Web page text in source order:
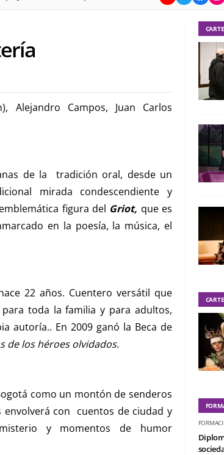
Alejandro Campos, Juan Carlos
de la tradición oral, desde un
mirada condescendiente y
figura del Griot, que es
en la poesía, la música, el
22 años. Cuentero versátil que
toda la familia y para adultos,
autoría.. En 2009 ganó la Beca de
de los héroes olvidados.
como un montón de senderos
envolverá con cuentos de ciudad y
y momentos de humor